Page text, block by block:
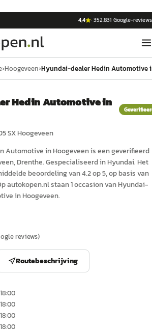
4,4 ·352.831 Google-reviews
›Hoogeveen›Hyundai-dealer Hedin Automotive
Hedin Automotive in
SXHoogeveen
Automotive in Hoogeveenis eengeverifieerd
, Drenthe.Gespecialiseerd in Hyundai. Het
beoordeling van 4.2 op 5, op basis van
autokopen.nl staan 1 occasion van Hyundai-
in Hoogeveen.
reviews)
Routebeschrijving